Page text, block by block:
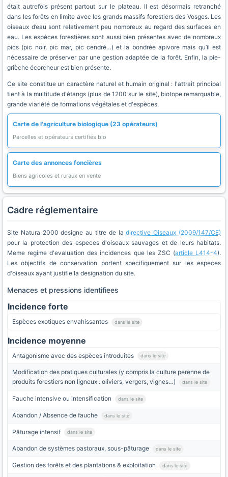
était autrefois présent partout sur le plateau. Il est désormais retranché
dans les forêts en limite avec les grands massifs forestiers des Vosges. Les
oiseaux d’eau sont relativement peu nombreux au regard des surfaces en
eau. Les espèces forestières sont aussi bien présentes avec de nombreux
pics (pic noir, pic mar, pic cendré…) et la bondrée apivore mais qu’il est
nécessaire de préserver par une gestion adaptée de la forêt. Enfin, la pie-
grièche écorcheur est bien présente.
Ce site constitue un caractère naturel et humain original : l'attrait principal
tient à la multitude d'étangs (plus de 1200 sur le site), biotope remarquable,
grande viariété de formations végétales et d'espèces.
Carte de l'agriculture biologique (23 opérateurs)
Parcelles et opérateurs certifiés bio
Carte des annonces foncières
Biens agricoles et ruraux en vente
Cadre réglementaire
Site Natura 2000 designe au titre de ladirective Oiseaux (2009/147/CE)
pour la protection des especes d'oiseaux sauvages et de leurs habitats.
Meme regime d'evaluation des incidences que les ZSC (article L414-4).
Les objectifs de conservation portent specifiquement sur les especes
d'oiseaux ayant justifie la designation du site.
Menaces et pressions identifiees
Incidence forte
Espèces exotiques envahissantes dans le site
Incidence moyenne
Antagonisme avec des espèces introduites dans le site
Modification des pratiques culturales (y compris la culture perenne de
produits forestiers non ligneux : oliviers, vergers, vignes…)
dans le site
Fauche intensive ou intensification dans le site
Abandon / Absence de fauche dans le site
Pâturage intensif dans le site
Abandon de systèmes pastoraux, sous-pâturage dans le site
Gestion des forêts et des plantations & exploitation dans le site